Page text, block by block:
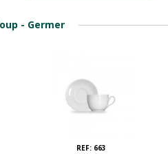
- Germer
REF: 663